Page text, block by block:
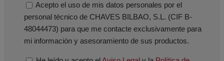
Acepto el uso de mis datos personales por el
personal técnico de CHAVES BILBAO, S.L. (CIF B-
48044473) para que me contacte exclusivamente para
mi información y asesoramiento de sus productos.